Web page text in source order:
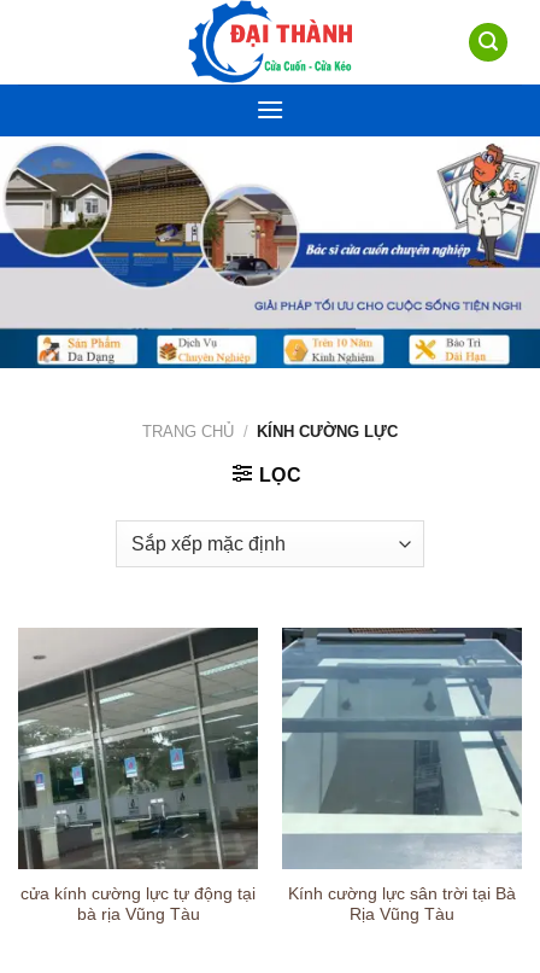
TRANG CHỦ / KÍNH CƯỜNG LỰC
LỌC
cửa kính cường lực tự động tại
bà rịa Vũng Tàu
Kính cường lực sân trời tại Bà
Rịa Vũng Tàu